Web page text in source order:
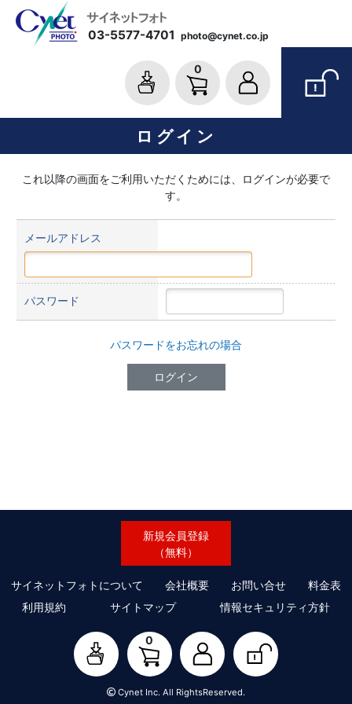
03-5577-4701 photo@cynet.co.jp
0
ログイン
これ以降の画面をご利用いただくためには、ログインが必要で
す。
メールアドレス
パスワード
パスワードをお忘れの場合
ログイン
新規会員登録
（無料）
サイネットフォトについて 会社概要 お問い合せ
料金表
利用規約
サイトマップ 情報セキュリティ方針
0
Cynet Inc. All RightsReserved.